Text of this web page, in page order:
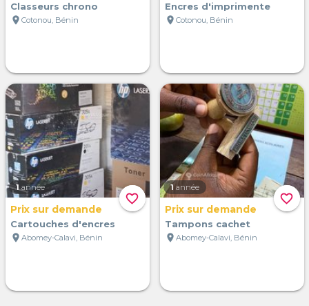
Classeurs chrono
location_on Cotonou, Bénin
Encres d'imprimente
location_on Cotonou, Bénin
favorite_border
1 année
Prix sur demande
Cartouches d'encres
location_on Abomey-Calavi, Bénin
favorite_border
1 année
Prix sur demande
Tampons cachet
location_on Abomey-Calavi, Bénin